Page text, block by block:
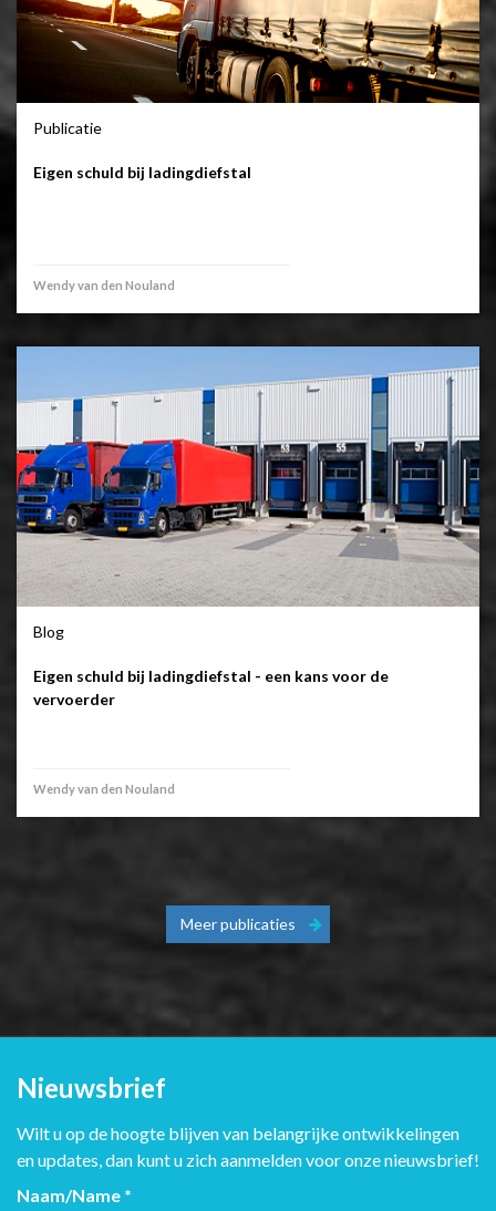
Publicatie
Eigen schuld bij ladingdiefstal
Wendy van den Nouland
Blog
Eigen schuld bij ladingdiefstal - een kans voor de
vervoerder
Wendy van den Nouland
Meer publicaties
Nieuwsbrief
Wilt u op de hoogte blijven van belangrijke ontwikkelingen
en updates, dan kunt u zich aanmelden voor onze nieuwsbrief!
Naam/Name *